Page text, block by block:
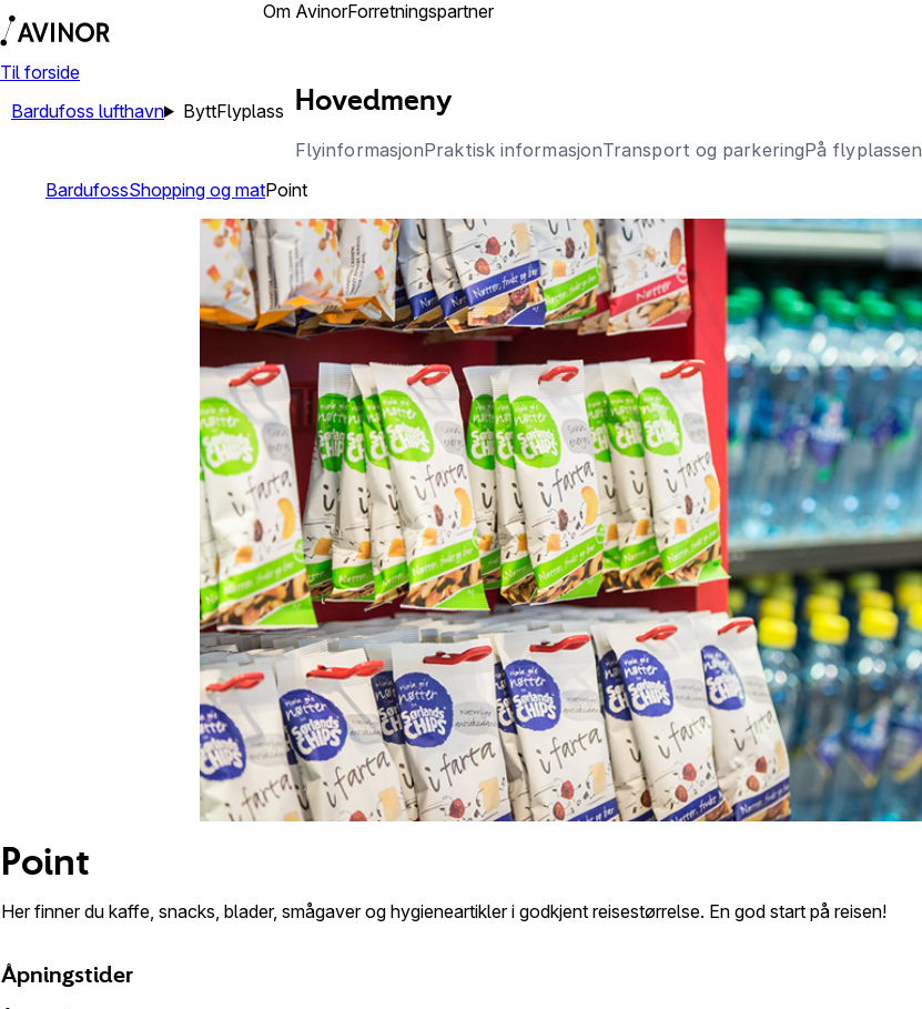
Til forside
Om AvinorForretningspartner
Bardufoss lufthavn ByttFlyplass Hovedmeny
FlyinformasjonPraktisk informasjonTransport og parkeringPå flyplassen
BardufossShopping og matPoint
Point
Her finner du kaffe, snacks, blader, smågaver og hygieneartikler i godkjent reisestørrelse. En god start på reisen!
Åpningstider